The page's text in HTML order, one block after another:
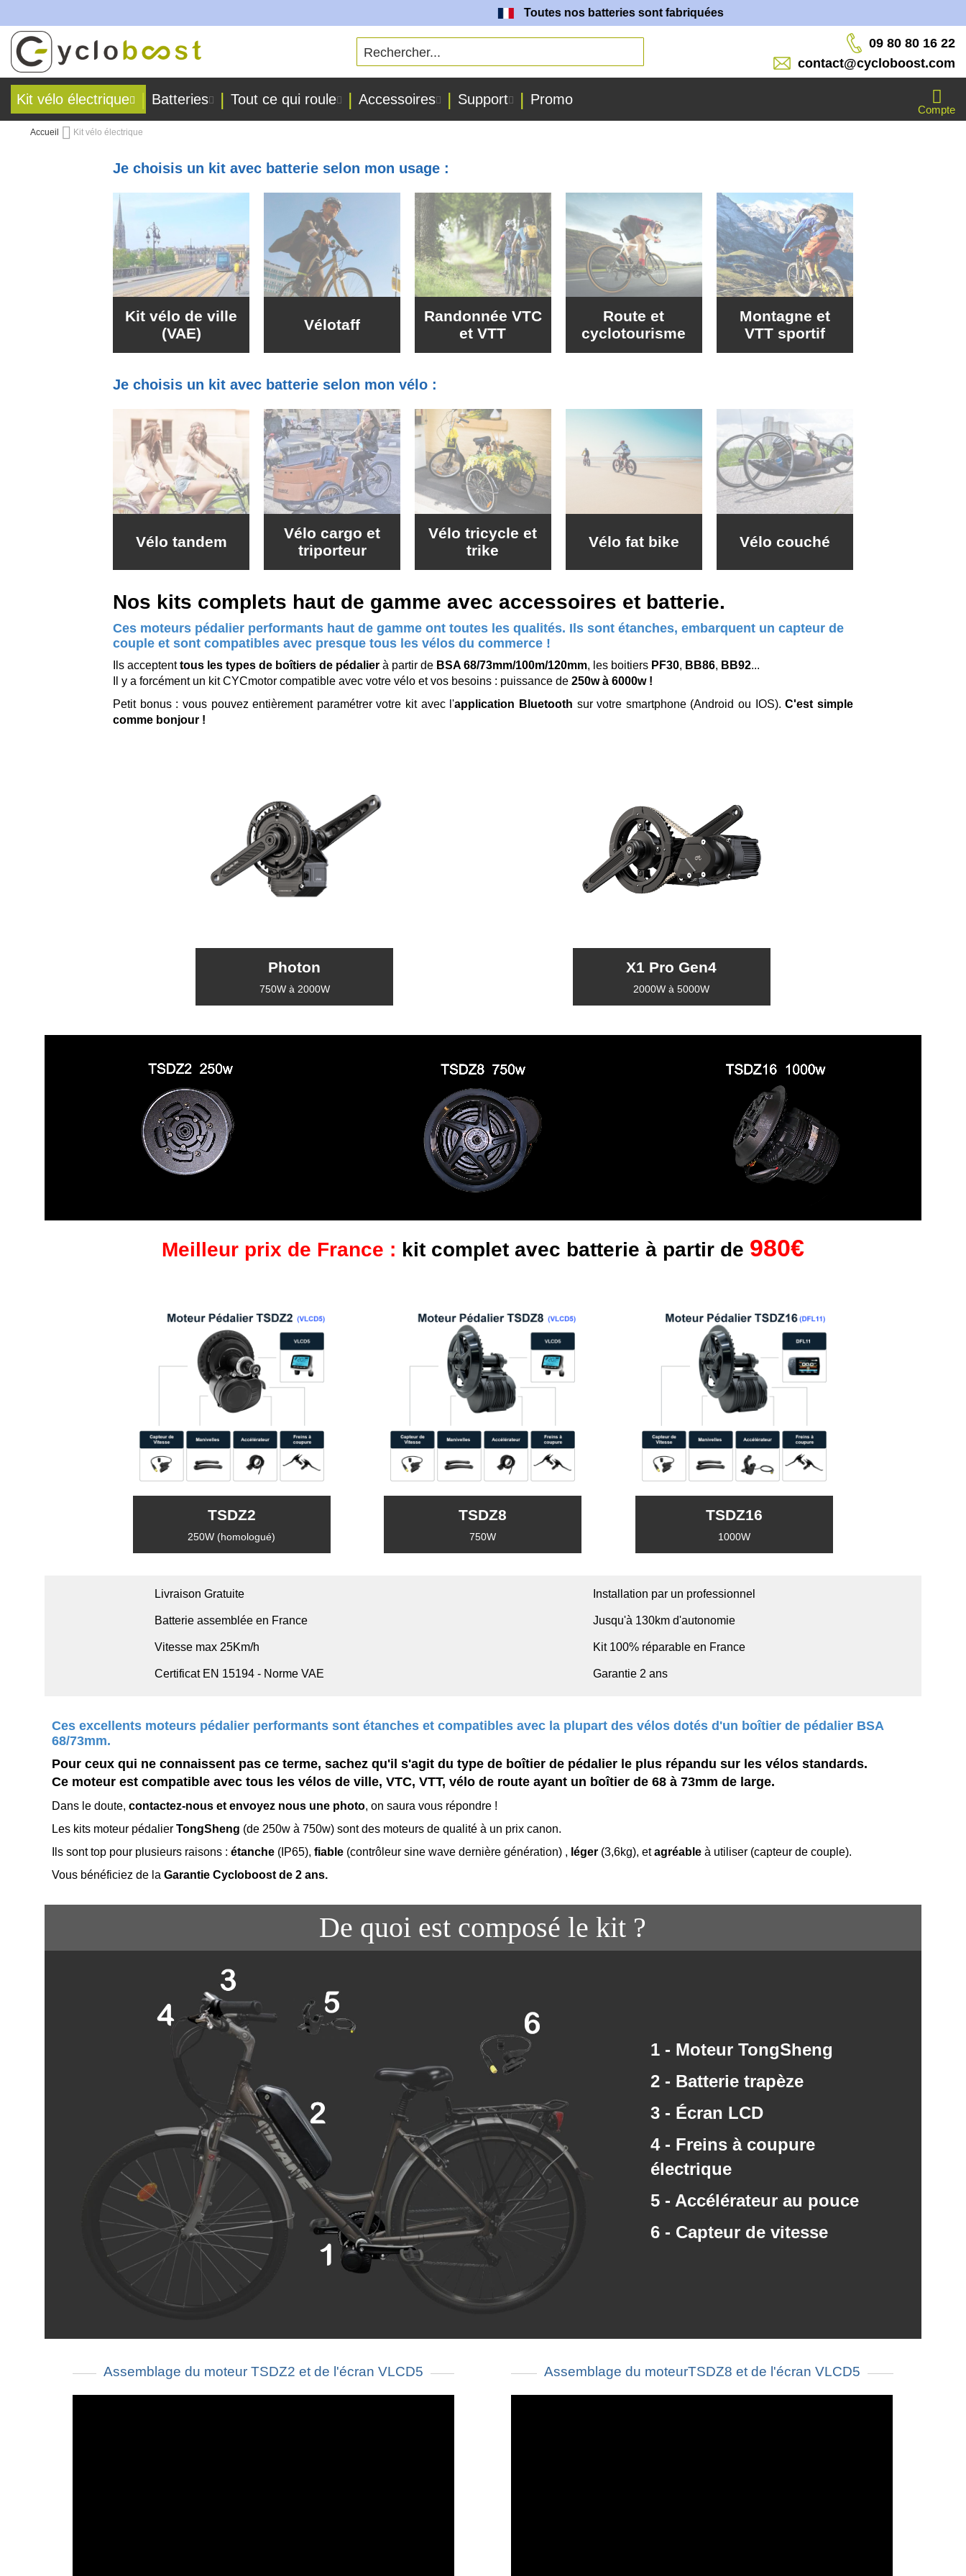
Toutes nos batteries sont fabriquées dans nos ateliers !
Allez
au
contenu
09 80 80 16 22
contact@cycloboost.com
Compte
Kit vélo électrique Batteries Tout ce qui roule Accessoires Support Promo
Accueil Kit vélo électrique
Je choisis un kit avec batterie selon mon usage :
Kit vélo de ville
(VAE)
Vélotaff
Randonnée VTC
et VTT
Route et
cyclotourisme
Montagne et
VTT sportif
Je choisis un kit avec batterie selon mon vélo :
Vélo tandem
Vélo cargo et
triporteur
Vélo tricycle et
trike
Vélo fat bike Vélo couché
Nos kits complets haut de gamme avec accessoires et batterie.
Ces moteurs pédalier performants haut de gamme ont toutes les qualités. Ils sont étanches, embarquent un capteur de
couple et sont compatibles avec presque tous les vélos du commerce !
Ils acceptenttous les types de boîtiers de pédalierà partir de BSA 68/73mm/100m/120mm, les boitiers PF30, BB86, BB92...
Il y a forcément un kit CYCmotor compatible avec votre vélo et vos besoins : puissance de250w à 6000w !
Petit bonus : vous pouvez entièrement paramétrer votre kit avec l'application Bluetooth sur votre smartphone (Android ou IOS).C'est simple
comme bonjour !
Photon
750W à 2000W
X1 Pro Gen4
2000W à 5000W
Meilleur prix de France : kit complet avec batterie à partir de 980€
TSDZ2
250W (homologué)
TSDZ8
750W
TSDZ16
1000W
Livraison Gratuite
Batterie assemblée en France
Vitesse max 25Km/h
Certificat EN 15194 - Norme VAE
Installation par un professionnel
Jusqu'à 130km d'autonomie
Kit 100% réparable en France
Garantie 2 ans
Ces excellents moteurs pédalier performants sont étanches et compatibles avec la plupart des vélos dotés d'un boîtier de pédalier BSA
68/73mm.
Pour ceux qui ne connaissent pas ce terme, sachez qu'il s'agit du type de boîtier de pédalier le plus répandu sur les vélos standards.
Ce moteur est compatible avec tous les vélos de ville, VTC, VTT, vélo de route ayant un boîtier de 68 à 73mm de large.
Dans le doute, contactez-nous et envoyez nous une photo, on saura vous répondre !
Les kits moteur pédalier TongSheng (de 250w à 750w) sont des moteurs de qualité à un prix canon.
Ils sont top pour plusieurs raisons : étanche (IP65), fiable (contrôleur sine wave dernière génération) , léger (3,6kg), etagréable à utiliser (capteur de couple).
Vous bénéficiez de la Garantie Cycloboost de 2 ans.
De quoi est composé le kit ?
1 - Moteur TongSheng
2 - Batterie trapèze
3 - Écran LCD
4 - Freins à coupure
électrique
5 - Accélérateur au pouce
6 - Capteur de vitesse
Assemblage du moteur TSDZ2 et de l'écran VLCD5 Assemblage du moteurTSDZ8 et de l'écran VLCD5